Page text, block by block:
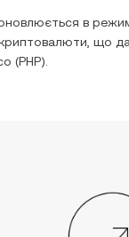
в
криптовалюти, що
(PHP).